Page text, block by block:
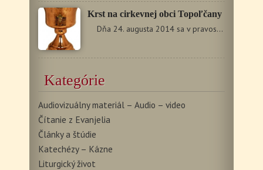
Krst na cirkevnej obci Topoľčany
Dňa 24. augusta 2014 sa v pravoslávnej cirkevnej…
Kategórie
Audiovizuálny materiál – Audio – video
Čítanie z Evanjelia
Články a štúdie
Katechézy – Kázne
Liturgický život